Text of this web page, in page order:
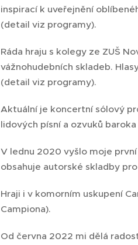
inspirací k uveřejnění
(detail viz programy).
Ráda hraju s kolegy ze ZUŠ
vážnohudebních skladeb.
(detail viz programy).
Aktuální je koncertní sólový
lidových písní a ozvuků
V lednu 2020 vyšlo moje první
obsahuje autorské skladby
Hraji i v komorním uskupení
Campiona).
Od června 2022 mi dělá